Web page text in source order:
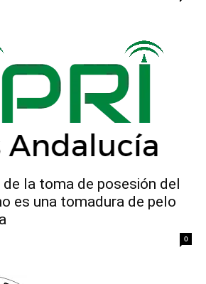
la toma de posesión del
es una tomadura de pelo
0